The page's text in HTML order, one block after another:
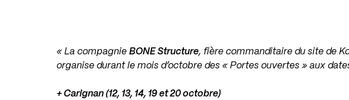
« La compagnieBONE Structure, fière commanditaire du site de
organise durant le mois d’octobre des « Portes ouvertes » aux
+ Carignan (12, 13, 14, 19 et 20 octobre)